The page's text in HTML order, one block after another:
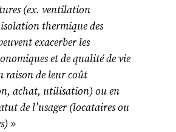
(ex. ventilation
thermique des
exacerber les
et de qualité de vie
raison de leur coût
achat, utilisation) ou en
de l’usager (locataires ou
»